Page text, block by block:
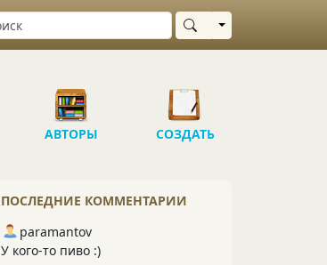
Выбрать область
АВТОРЫ СОЗДАТЬ
ПОСЛЕДНИЕ КОММЕНТАРИИ
paramantov
У кого-то пиво :)